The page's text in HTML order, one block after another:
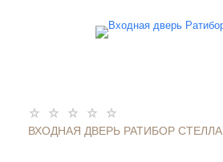
ВХОДНАЯ ДВЕРЬ РАТИБОР СТЕЛЛА